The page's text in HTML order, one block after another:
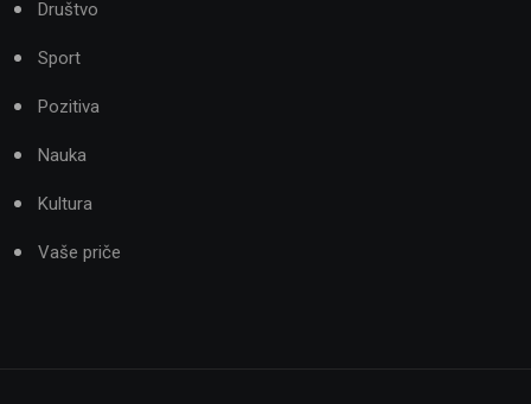
Društvo
Sport
Pozitiva
Nauka
Kultura
Vaše priče